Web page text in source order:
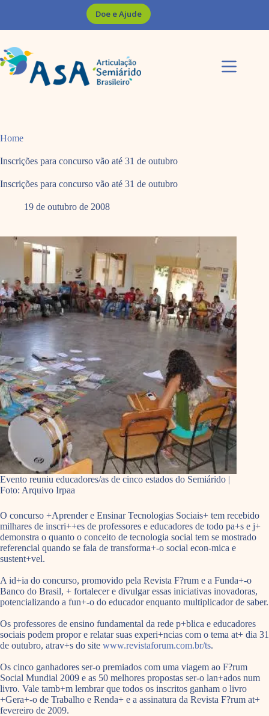
Doe e Ajude
Home
Inscrições para concurso vão até 31 de outubro
Inscrições para concurso vão até 31 de outubro
19 de outubro de 2008
Evento reuniu educadores/as de cinco estados do Semiárido |
Foto: Arquivo Irpaa
O concurso +Aprender e Ensinar Tecnologias Sociais+ tem recebido
milhares de inscri++es de professores e educadores de todo pa+s e j+
demonstra o quanto o conceito de tecnologia social tem se mostrado
referencial quando se fala de transforma+-o social econ-mica e
sustent+vel.
A id+ia do concurso, promovido pela Revista F?rum e a Funda+-o
Banco do Brasil, + fortalecer e divulgar essas iniciativas inovadoras,
potencializando a fun+-o do educador enquanto multiplicador de saber.
Os professores de ensino fundamental da rede p+blica e educadores
sociais podem propor e relatar suas experi+ncias com o tema at+ dia 31
de outubro, atrav+s do site www.revistaforum.com.br/ts.
Os cinco ganhadores ser-o premiados com uma viagem ao F?rum
Social Mundial 2009 e as 50 melhores propostas ser-o lan+ados num
livro. Vale tamb+m lembrar que todos os inscritos ganham o livro
+Gera+-o de Trabalho e Renda+ e a assinatura da Revista F?rum at+
fevereiro de 2009.